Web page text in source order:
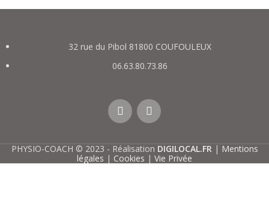
32 rue du Pibol 81800 COUFOULEUX
06.63.80.73.86
PHYSIO-COACH © 2023 - Réalisation DIGILOCAL.FR | Mentions
légales | Cookies | Vie Privée